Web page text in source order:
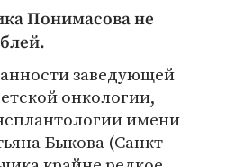
Понимасова не
заведующей
онкологии,
имени
Быкова (Санкт-